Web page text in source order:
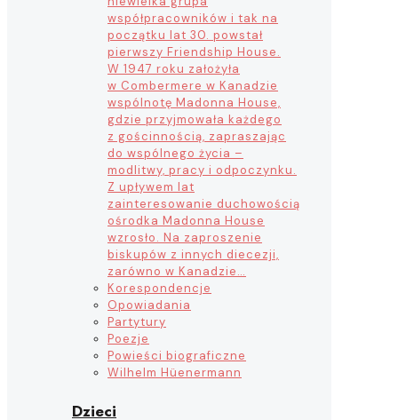
współpracowników i tak na
początku lat 30. powstał
pierwszy Friendship House.
W 1947 roku założyła
w Combermere w Kanadzie
wspólnotę Madonna House,
gdzie przyjmowała każdego
z gościnnością, zapraszając
do wspólnego życia –
modlitwy, pracy i odpoczynku.
Z upływem lat
zainteresowanie duchowością
ośrodka Madonna House
wzrosło. Na zaproszenie
biskupów z innych diecezji,
zarówno w Kanadzie…
Korespondencje
Opowiadania
Partytury
Poezje
Powieści biograficzne
Wilhelm Hüenermann
Dzieci